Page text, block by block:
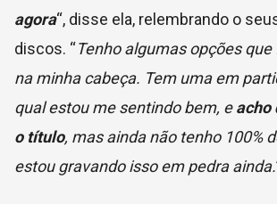
agora“, disse ela, relembrando o
discos. “Tenho algumas opções
na minha cabeça. Tem uma em
qual estou me sentindo bem, eacho
o título, mas ainda não tenho 100%
estou gravando isso em pedra ainda.